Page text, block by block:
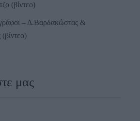
(βίντεο)
– Δ.Βαρδακώστας &
μας